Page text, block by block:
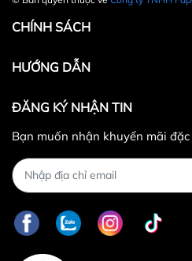
Fanpage:
CHÍNH SÁCH
HƯỚNG DẪN
ĐĂNG KÝ NHẬN TIN
Bạn muốn nhận khuyến mãi